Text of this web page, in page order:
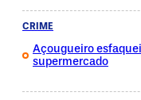
CRIME
Açougueiro
supermercado